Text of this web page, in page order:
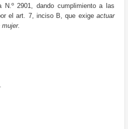
2901, dando cumplimiento a las
el art. 7, inciso B, que exige actuar